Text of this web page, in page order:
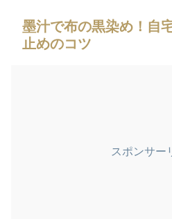
墨汁で布の黒染め！自
止めのコツ
スポンサー